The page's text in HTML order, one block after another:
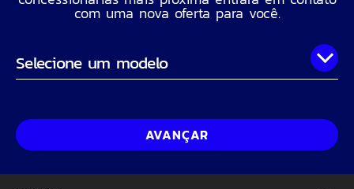
com uma nova oferta para você.
Onde você está?Nome Completo
Telefone
AVANÇAR